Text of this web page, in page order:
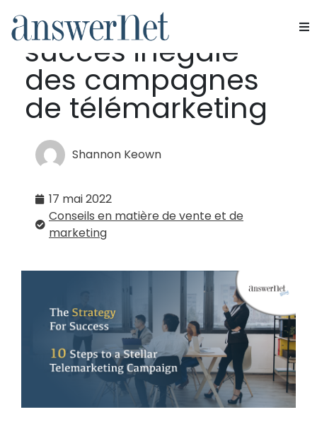
Services
Industries
Nous contacter
10 étapes pour un
succès inégalé
des campagnes
de télémarketing
Shannon Keown
17 mai 2022
Conseils en matière de vente et de
marketing